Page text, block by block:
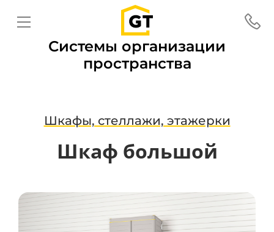
Системы организации
пространства
Шкафы, стеллажи, этажерки
Шкаф большой